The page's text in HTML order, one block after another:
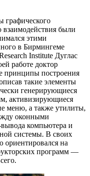
графического
взаимодействия были
этими
в Бирмингеме
Institute Дуглас
работе доктор
принципы построения
такие элементы
генерирующиеся
активизирующиеся
меню, а также утилиты,
оконными
компьютера и
системы. В своих
ориентировался на
программ —